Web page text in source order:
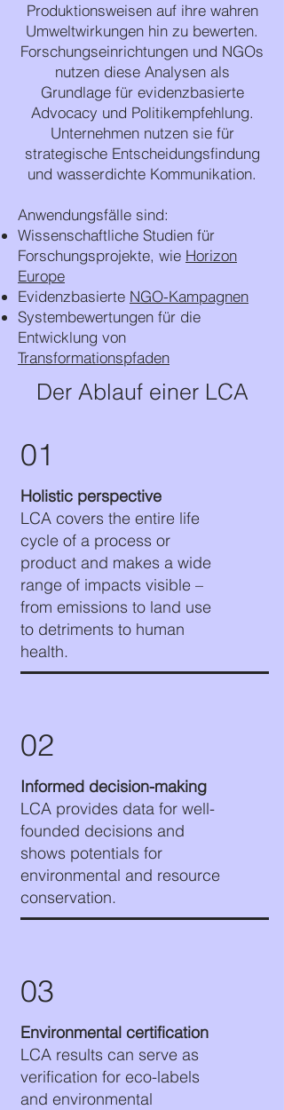
Produktionsweisen auf ihre wahren
Umweltwirkungen hin zu bewerten.
Forschungseinrichtungen und NGOs
nutzen diese Analysen als
Grundlage für evidenzbasierte
Advocacy und Politikempfehlung.
Unternehmen nutzen sie für
strategische Entscheidungsfindung
und wasserdichte Kommunikation.
Anwendungsfälle sind:
Wissenschaftliche Studien für
Forschungsprojekte, wie Horizon
Europe
Evidenzbasierte NGO-Kampagnen
Systembewertungen für die
Entwicklung von
Transformationspfaden
Der Ablauf einer LCA
01
Holistic perspective
LCA covers the entire life
cycle of a process or
product and makes a wide
range of impacts visible –
from emissions to land use
to detriments to human
health.
02
Informed decision-making
LCA provides data for well-
founded decisions and
shows potentials for
environmental and resource
conservation.
03
Environmental certification
LCA results can serve as
verification for eco-labels
and environmental